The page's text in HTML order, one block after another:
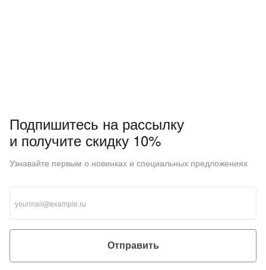
Подпишитесь на рассылку
и получите скидку 10%
Узнавайте первым о новинках и специальных предложениях
Отправить